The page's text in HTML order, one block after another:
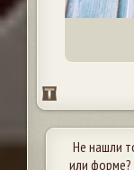
Не нашли
или